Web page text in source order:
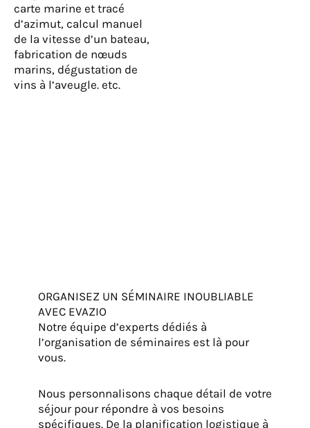
carte marine et tracé
d’azimut, calcul manuel
de la vitesse d’un bateau,
fabrication de nœuds
marins, dégustation de
vins à l’aveugle. etc.
ORGANISEZ UN SÉMINAIRE INOUBLIABLE
AVEC EVAZIO
Notre équipe d’experts dédiés à
l’organisation de séminaires est là pour
vous.
Nous personnalisons chaque détail de votre
séjour pour répondre à vos besoins
spécifiques. De la planification logistique à